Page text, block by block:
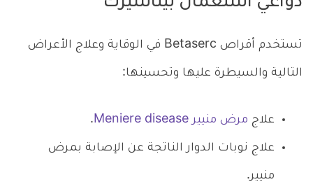
تستخدم أقراص Betaserc في الوقاية وعلاج الأعراض
التالية والسيطرة عليها وتحسينها:
علاج مرض منيير Meniere disease .
علاج نوبات الدوار الناتجة عن الإصابة بمرض
منيير.